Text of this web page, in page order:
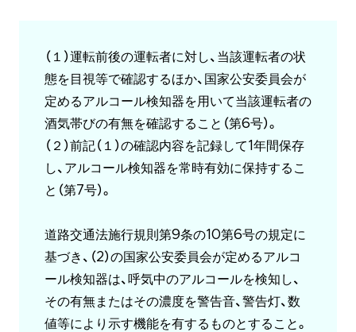
（１）運転前後の運転者に対し、当該運転者の状
態を目視等で確認するほか、国家公安委員会が
定めるアルコール検知器を用いて当該運転者の
酒気帯びの有無を確認すること（第6号）。
（２）前記（１）の確認内容を記録して1年間保存
し、アルコール検知器を常時有効に保持するこ
と（第7号）。
道路交通法施行規則第9条の10第6号の規定に
基づき、（2）の国家公安委員会が定めるアルコ
ール検知器は、呼気中のアルコールを検知し、
その有無またはその濃度を警告音、警告灯、数
値等により示す機能を有するものとすること。